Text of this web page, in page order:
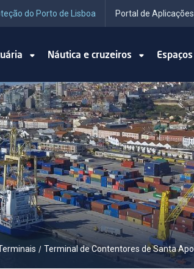
do Porto de Lisboa Portal de Aplicações
Náutica e cruzeiros
/ Terminal de Contentores de Santa